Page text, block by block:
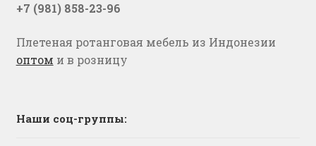
+7 (981) 858-23-96
Плетеная ротанговая мебель из Индонезии
оптом и в розницу
Наши соц-группы: